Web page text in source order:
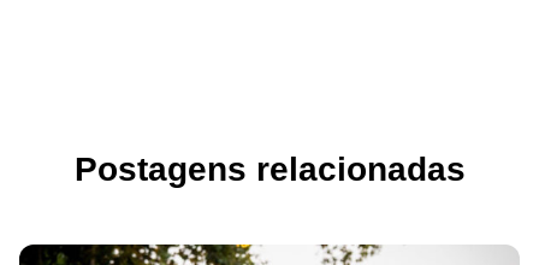
Postagens relacionadas